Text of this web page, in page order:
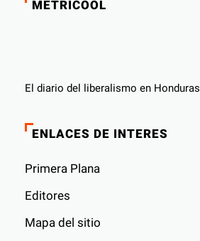
METRICOOL
El diario del liberalismo en Honduras
ENLACES DE INTERES
Primera Plana
Editores
Mapa del sitio